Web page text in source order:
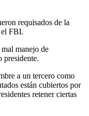
requisados de la
el FBI.
manejo de
presidente.
a un tercero como
están cubiertos por
retener ciertas